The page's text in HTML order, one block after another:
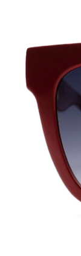
43 mm
Hauteur